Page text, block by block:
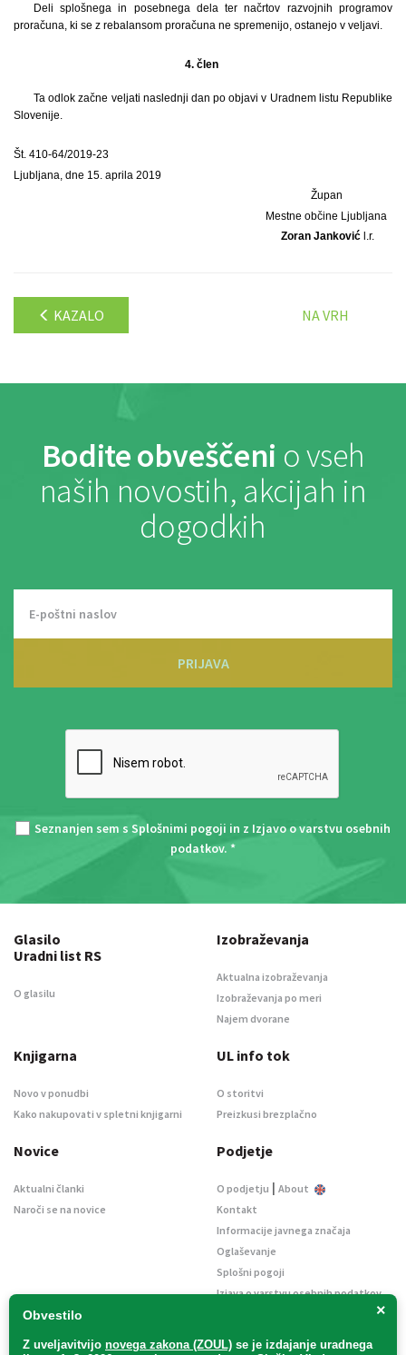
Deli splošnega in posebnega dela ter načrtov razvojnih programov
proračuna, ki se z rebalansom proračuna ne spremenijo, ostanejo v veljavi.
4. člen
Ta odlok začne veljati naslednji dan po objavi v Uradnem listu Republike
Slovenije.
Št. 410-64/2019-23
Ljubljana, dne 15. aprila 2019
Župan
Mestne občine Ljubljana
Zoran Janković l.r.
KAZALO NA VRH
Bodite obveščeni o vseh
naših novostih, akcijah in
dogodkih
PRIJAVA
Seznanjen sem s Splošnimi pogoji in z Izjavo o varstvu osebnih
podatkov. *
×
Obvestilo
Z uveljavitvijo novega zakona (ZOUL) se je izdajanje uradnega
Glasilo
Uradni list RS
O glasilu
Izobraževanja
Aktualna izobraževanja
Izobraževanja po meri
Najem dvorane
Knjigarna
Novo v ponudbi
Kako nakupovati v spletni knjigarni
UL info tok
O storitvi
Preizkusi brezplačno
Novice
Aktualni članki
Naroči se na novice
Podjetje
O podjetju | About
Kontakt
Informacije javnega značaja
Oglaševanje
Splošni pogoji
Izjava o varstvu osebnih podatkov